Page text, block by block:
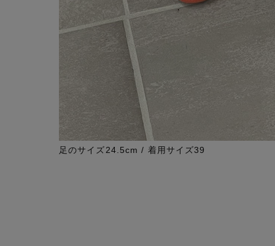
足のサイズ24.5cm / 着用サイズ39